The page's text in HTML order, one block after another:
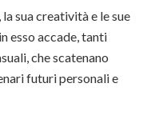
sua creatività e le sue
esso accade, tanti
che scatenano
futuri personali e